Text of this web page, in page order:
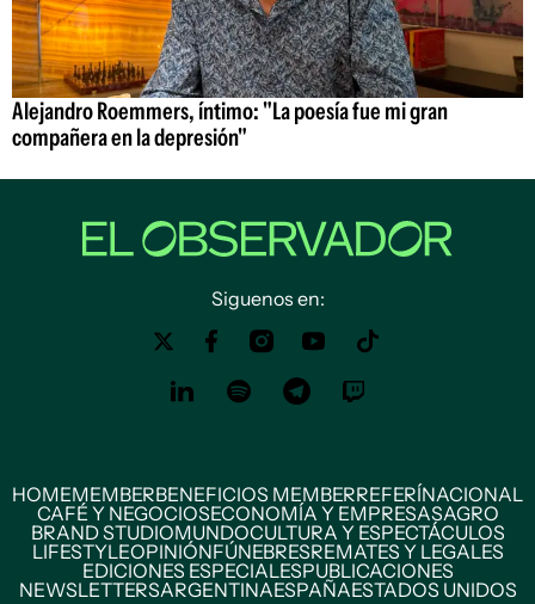
Alejandro Roemmers, íntimo: "La poesía fue mi gran
compañera en la depresión"
Siguenos en:
HOMEMEMBERBENEFICIOS MEMBERREFERÍNACIONAL
CAFÉ Y NEGOCIOSECONOMÍA Y EMPRESASAGRO
BRAND STUDIOMUNDOCULTURA Y ESPECTÁCULOS
LIFESTYLEOPINIÓNFÚNEBRESREMATES Y LEGALES
EDICIONES ESPECIALESPUBLICACIONES
NEWSLETTERSARGENTINAESPAÑAESTADOS UNIDOS